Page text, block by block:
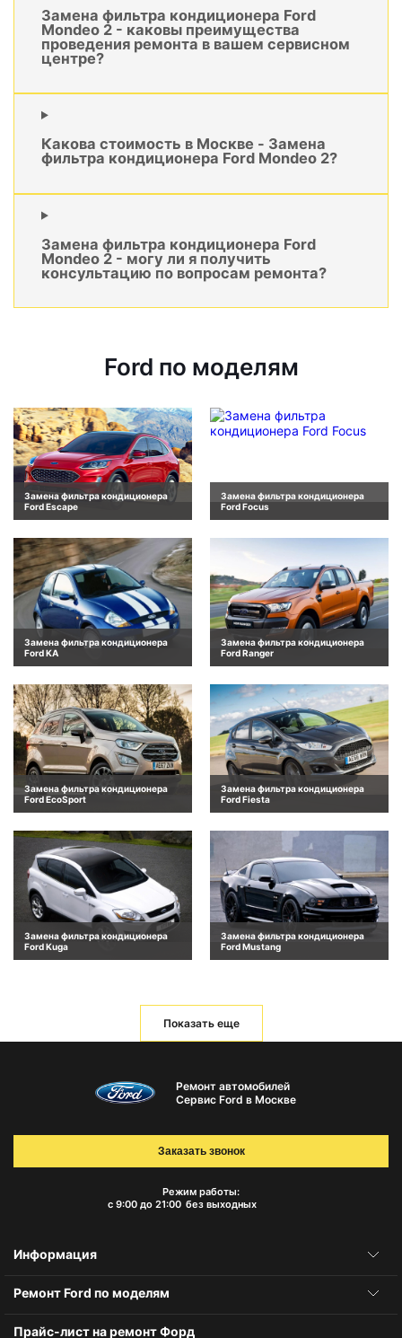
Замена фильтра кондиционера Ford
Mondeo 2 - каковы преимущества
проведения ремонта в вашем сервисном
центре?
Какова стоимость в Москве - Замена
фильтра кондиционера Ford Mondeo 2?
Замена фильтра кондиционера Ford
Mondeo 2 - могу ли я получить
консультацию по вопросам ремонта?
Ford по моделям
Замена фильтра кондиционера
Ford Escape
Замена фильтра кондиционера
Ford Focus
Замена фильтра кондиционера
Ford KA
Замена фильтра кондиционера
Ford Ranger
Замена фильтра кондиционера
Ford EcoSport
Замена фильтра кондиционера
Ford Fiesta
Замена фильтра кондиционера
Ford Kuga
Замена фильтра кондиционера
Ford Mustang
Показать еще
Ремонт автомобилей
Сервис Ford в Москве
Режим работы:
с 9:00 до 21:00 без выходных
Заказать звонок
Информация
Ремонт Ford по моделям
Прайс-лист на ремонт Форд